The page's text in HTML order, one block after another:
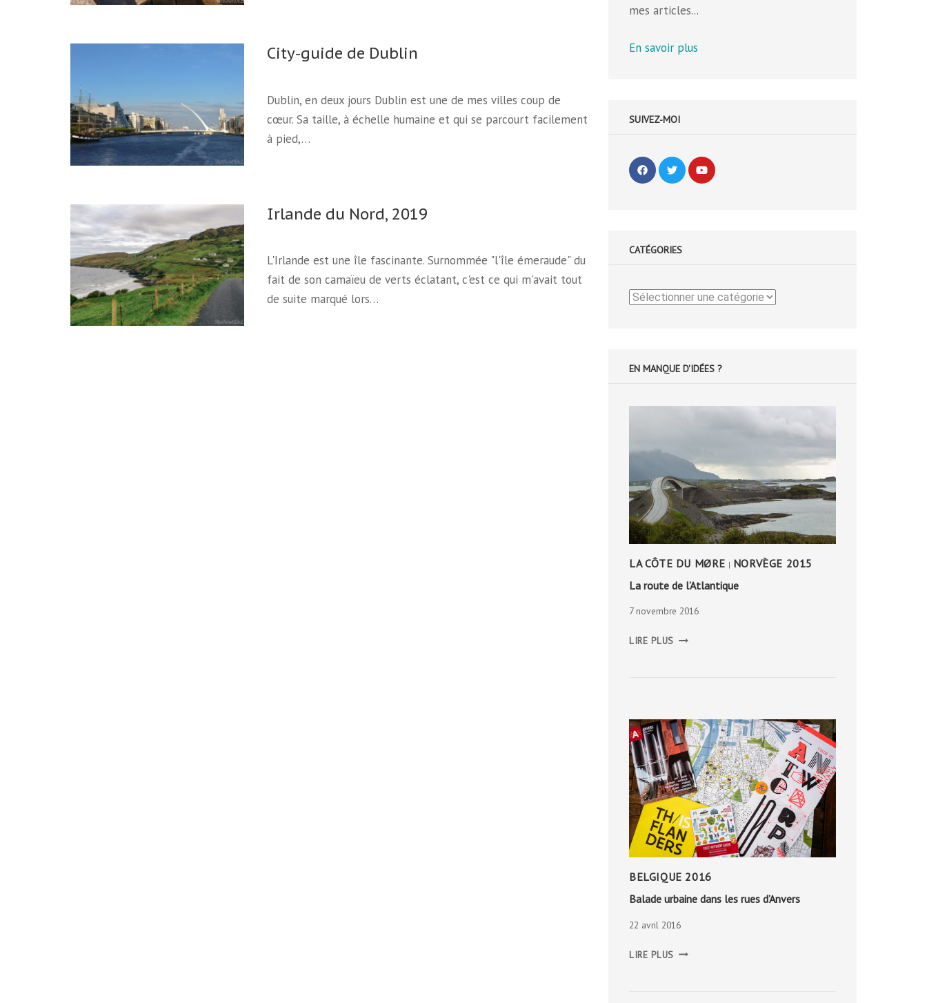
City-guide de Dublin
Dublin, en deux jours Dublin est une de mes villes coup de
cœur. Sa taille, à échelle humaine et qui se parcourt facilement
à pied,…
Irlande du Nord, 2019
L'Irlande est une île fascinante. Surnommée "l'île émeraude" du
fait de son camaïeu de verts éclatant, c'est ce qui m'avait tout
de suite marqué lors…
mes articles...
En savoir plus
SUIVEZ-MOI
CATÉGORIES
Catégories
EN MANQUE D'IDÉES ?
LA CÔTE DU MØRE | NORVÈGE 2015
La route de l’Atlantique
7 novembre 2016
LIRE PLUS ROUTE
BELGIQUE 2016
Balade urbaine dans les rues d’Anvers
22 avril 2016
LIRE PLUS URBAINE